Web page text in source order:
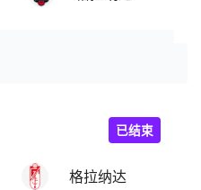
格拉纳达
已结束